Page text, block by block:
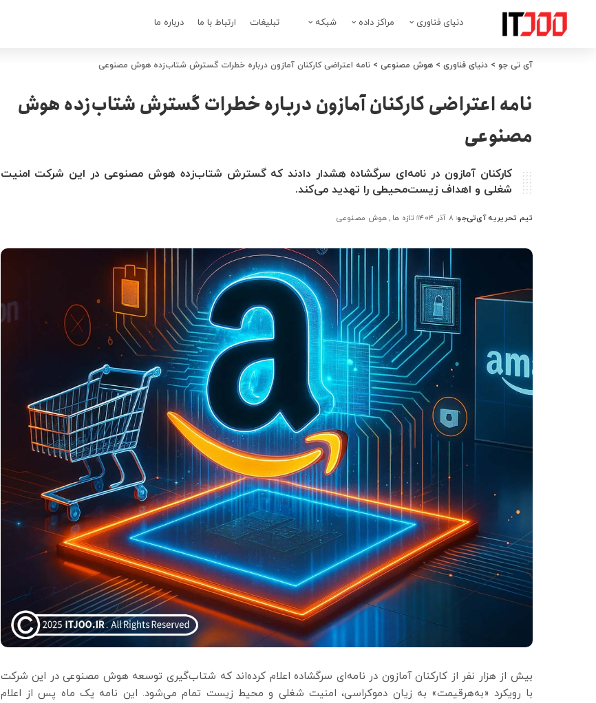
دنیای فناوری مراکز داده شبکه تبلیغات ارتباط با ما درباره ما
آی تی جو > دنیای فناوری > هوش مصنوعی > نامه اعتراضی کارکنان آمازون درباره خطرات گسترش شتاب‌زده هوش مصنوعی
نامه اعتراضی کارکنان آمازون درباره خطرات گسترش شتاب‌زده هوش
مصنوعی
کارکنان آمازون در نامه‌ای سرگشاده هشدار دادند که گسترش شتاب‌زده هوش مصنوعی در این شرکت امنیت
شغلی و اهداف زیست‌محیطی را تهدید می‌کند.
ارسال
توسط
تیم تحریریه آی‌تی‌جو ۸ آذر ۱۴۰۴ تازه ها هوش مصنوعی
بیش از هزار نفر از کارکنان آمازون در نامه‌ای سرگشاده اعلام کرده‌اند که شتاب‌گیری توسعه هوش مصنوعی در این شرکت
با رویکرد «به‌هرقیمت» به زیان دموکراسی، امنیت شغلی و محیط زیست تمام می‌شود. این نامه یک ماه پس از اعلام